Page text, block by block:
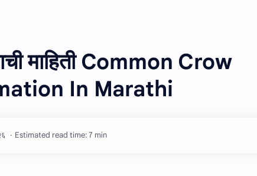
माहिती Common Crow
In Marathi
Estimated read time: 7 min